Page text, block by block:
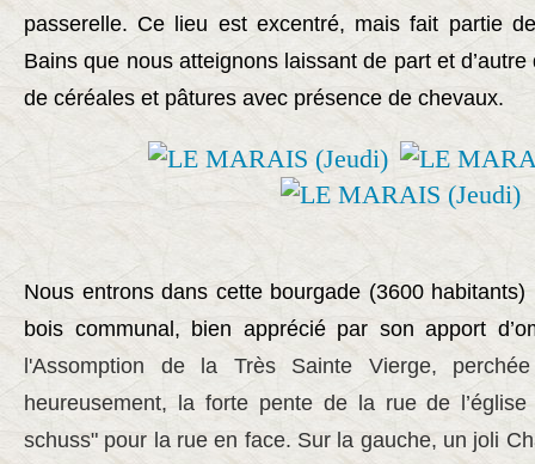
passerelle. Ce lieu est excentré, mais fait partie
Bains que nous atteignons laissant de part et
de céréales et pâtures avec présence de chevaux.
Nous entrons dans cette bourgade (3600
bois communal, bien apprécié par son apport
l'Assomption de la Très Sainte Vierge,
heureusement, la forte pente de la rue de
schuss" pour la rue en face. Sur la gauche, un joli